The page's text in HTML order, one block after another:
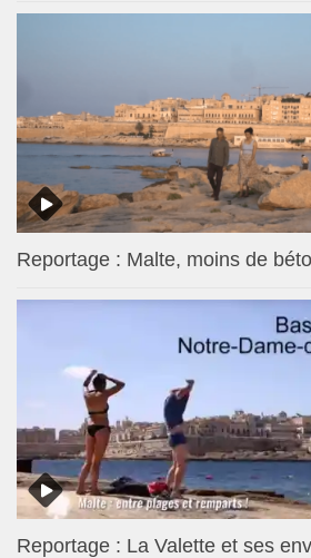
Reportage : Malte, moins de
Reportage : La Valette et ses